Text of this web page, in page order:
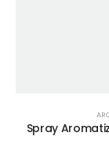
Spray